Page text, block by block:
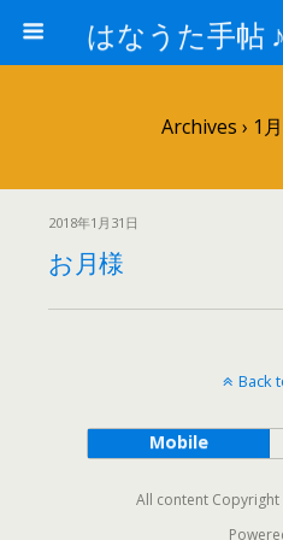
Archives › 1
2018年1月31日
お月様
Back
Mobile
All content Copyright